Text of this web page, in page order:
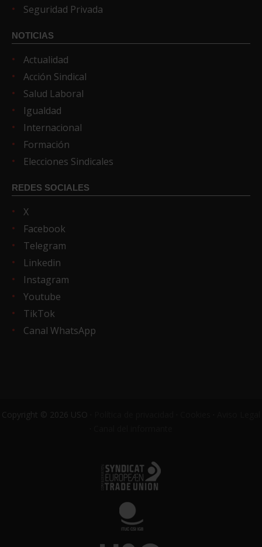
Seguridad Privada
NOTICIAS
Actualidad
Acción Sindical
Salud Laboral
Igualdad
Internacional
Formación
Elecciones Sindicales
REDES SOCIALES
X
Facebook
Telegram
Linkedin
Instagram
Youtube
TikTok
Canal WhatsApp
Copyright © 2026 USO ·